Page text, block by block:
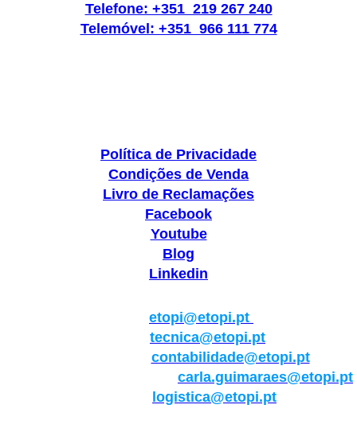
Telefone: +351 219 267 240
Telemóvel: +351 966 111 774
Política de Privacidade
Condições de Venda
Livro de Reclamações
Facebook
Youtube
Blog
Linkedin
etopi@etopi.pt
tecnica@etopi.pt
contabilidade@etopi.pt
carla.guimaraes@etopi.pt
logistica@etopi.pt